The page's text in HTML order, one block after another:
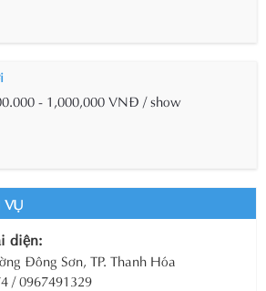
- 1,000,000 VNĐ / show
diện:
Đông Sơn, TP. Thanh Hóa
/ 0967491329